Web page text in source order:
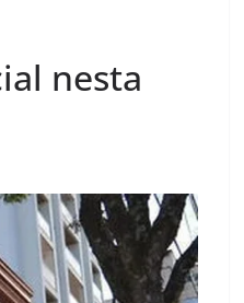
nesta